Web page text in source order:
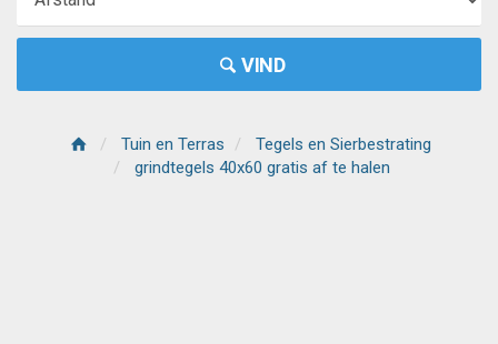
VIND
Tuin en Terras
Tegels en Sierbestrating
grindtegels 40x60 gratis af te halen